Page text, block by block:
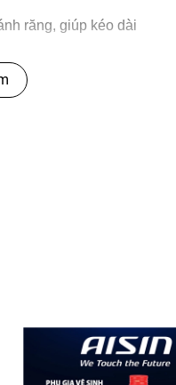
răng, giúp kéo dài
động cơ khi vận
(AT/MT/CVT) – tham
hoặc tư vấn từ kỹ thuật